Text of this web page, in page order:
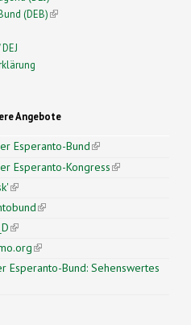
(DEB)(link is external)
Angebote
Esperanto-Bund(link is
external)
Esperanto-Kongress(link is
(link is external)
(link is external)
(link is external)
(link is external)
Esperanto-Bund: Sehenswertes